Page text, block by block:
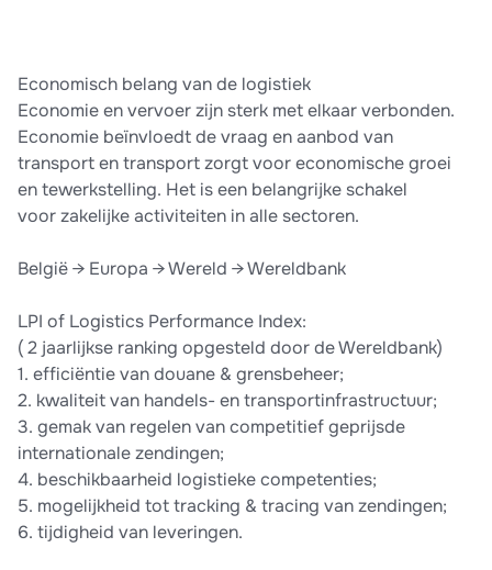
Economisch belang van de logistiek
Economie en vervoer zijn sterk met elkaar verbonden.
Economie beïnvloedt de vraag en aanbod van
transport en transport zorgt voor economische groei
en tewerkstelling. Het is een belangrijke schakel
voor zakelijke activiteiten in alle sectoren.
België → Europa → Wereld → Wereldbank
LPI of Logistics Performance Index:
( 2 jaarlijkse ranking opgesteld door de Wereldbank)
1. efficiëntie van douane & grensbeheer;
2. kwaliteit van handels- en transportinfrastructuur;
3. gemak van regelen van competitief geprijsde
internationale zendingen;
4. beschikbaarheid logistieke competenties;
5. mogelijkheid tot tracking & tracing van zendingen;
6. tijdigheid van leveringen.